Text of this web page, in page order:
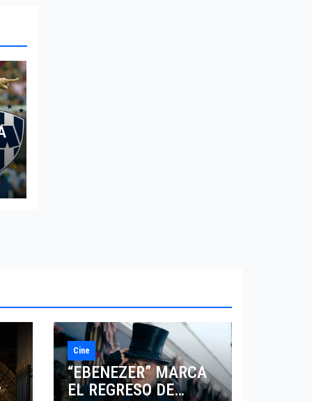
Cine
“EBENEZER” MARCA
EL REGRESO DE